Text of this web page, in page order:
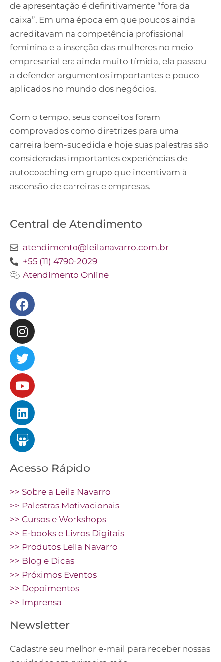
de apresentação é definitivamente “fora da
caixa”. Em uma época em que poucos ainda
acreditavam na competência profissional
feminina e a inserção das mulheres no meio
empresarial era ainda muito tímida, ela passou
a defender argumentos importantes e pouco
aplicados no mundo dos negócios.
Com o tempo, seus conceitos foram
comprovados como diretrizes para uma
carreira bem-sucedida e hoje suas palestras são
consideradas importantes experiências de
autocoaching em grupo que incentivam à
ascensão de carreiras e empresas.
Central de Atendimento
atendimento@leilanavarro.com.br
+55 (11) 4790-2029
Atendimento Online
Facebook
Instagram
Twitter
Youtube
Linkedin
Slideshare
Acesso Rápido
>> Sobre a Leila Navarro
>> Palestras Motivacionais
>> Cursos e Workshops
>> E-books e Livros Digitais
>> Produtos Leila Navarro
>> Blog e Dicas
>> Próximos Eventos
>> Depoimentos
>> Imprensa
Newsletter
Cadastre seu melhor e-mail para receber nossas